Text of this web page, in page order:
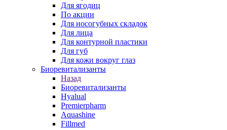
Для ягодиц
По акции
Для носогубных складок
Для лица
Для контурной пластики
Для губ
Для кожи вокруг глаз
Биоревитализанты
Назад
Биоревитализанты
Hyalual
Premierpharm
Aquashine
Fillmed